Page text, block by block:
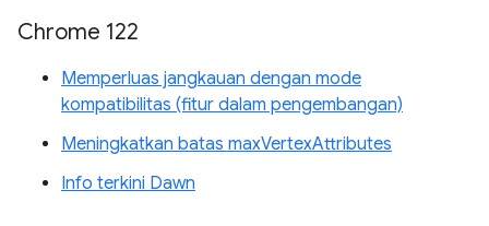
Chrome 122
Memperluas jangkauan dengan mode
kompatibilitas (fitur dalam pengembangan)
Meningkatkan batas maxVertexAttributes
Info terkini Dawn